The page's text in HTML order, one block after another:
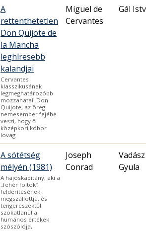
A
rettenthetetlen
Don Quijote de
la Mancha
leghíresebb
kalandjai
Cervantes
klasszikusának
legmeghatározóbb
mozzanatai. Don
Quijote, az öreg
nemesember fejébe
veszi, hogy ő
középkori kóbor
lovag
Miguel de
Cervantes
Gál
A sötétség
mélyén (1981)
A hajóskapitány, aki a
„fehér foltok”
felderítésének
megszállottja, és
tengerészektől
szokatlanül a
humános értékek
szószólója,
Joseph
Conrad
Vadász
Gyula